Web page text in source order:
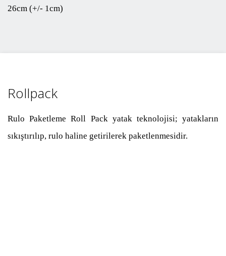
26cm (+/- 1cm)
Rollpack
Rulo Paketleme Roll Pack yatak teknolojisi; yatakların
sıkıştırılıp, rulo haline getirilerek paketlenmesidir.